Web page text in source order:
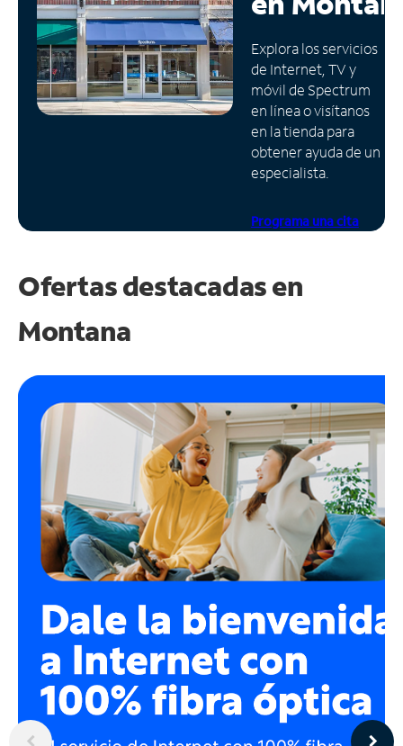
Administrar
cuenta
Encuentra
una
tienda
Explora los servicios
de Internet, TV y
móvil de Spectrum
en línea o visítanos
en la tienda para
obtener ayuda de un
especialista.
Programa una cita
Ofertas destacadas en
Montana